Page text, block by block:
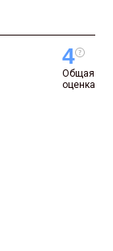
4
Общая
оценка